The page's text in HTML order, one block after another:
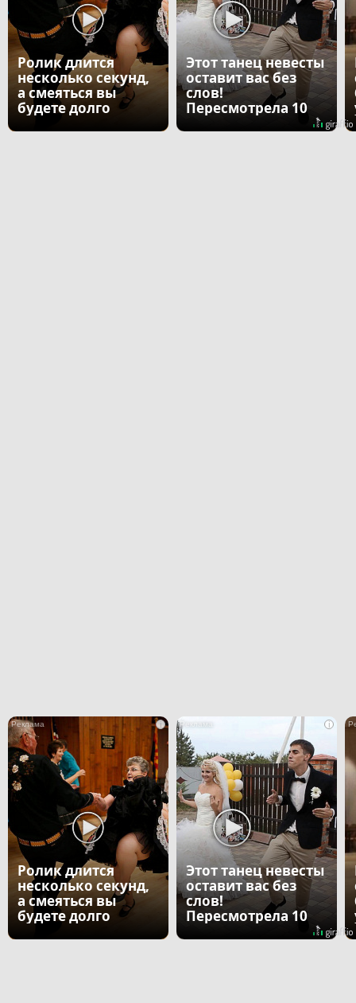
Ролик длится
несколько секунд,
а смеяться вы
будете долго
Этот танец невесты
оставит вас без
слов!
Пересмотрела 10
i
Ролик длится
несколько секунд,
а смеяться вы
будете долго
i
Этот танец невесты
оставит вас без
слов!
Пересмотрела 10